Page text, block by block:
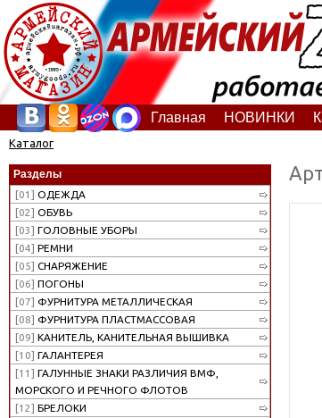
Главная НОВИНКИ
Каталог
Разделы
[01] ОДЕЖДА
[02] ОБУВЬ
[03] ГОЛОВНЫЕ УБОРЫ
[04] РЕМНИ
[05] СНАРЯЖЕНИЕ
[06] ПОГОНЫ
[07] ФУРНИТУРА МЕТАЛЛИЧЕСКАЯ
[08] ФУРНИТУРА ПЛАСТМАССОВАЯ
[09] КАНИТЕЛЬ, КАНИТЕЛЬНАЯ ВЫШИВКА
[10] ГАЛАНТЕРЕЯ
[11] ГАЛУННЫЕ ЗНАКИ РАЗЛИЧИЯ ВМФ,
МОРСКОГО И РЕЧНОГО ФЛОТОВ
[12] БРЕЛОКИ